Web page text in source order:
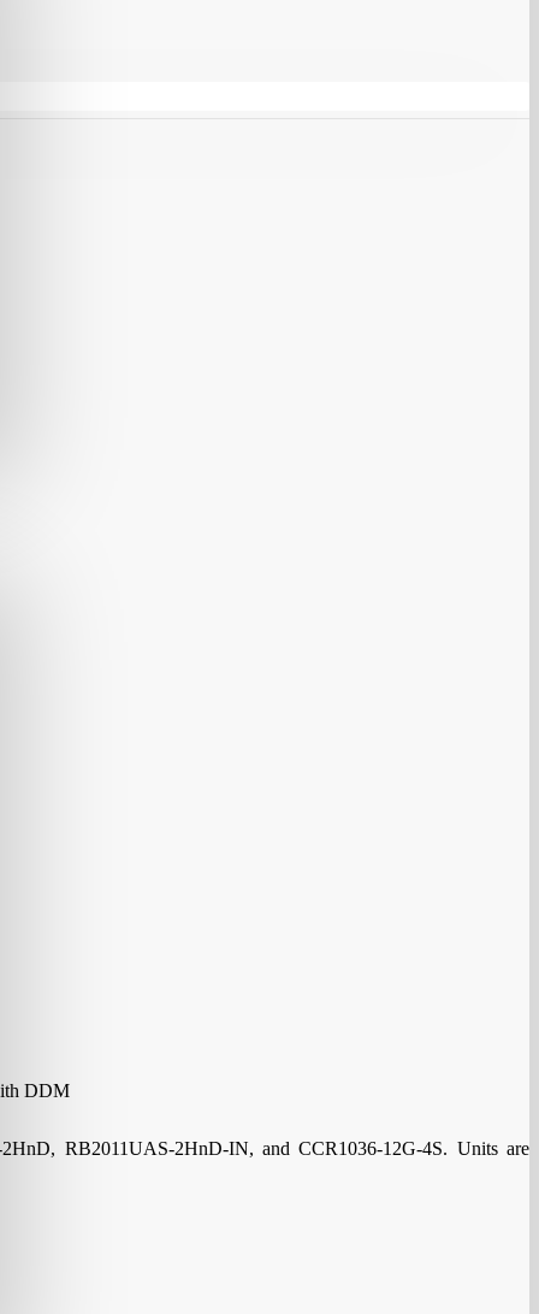
DDM
RB2011UAS-2HnD-IN, and CCR1036-12G-4S. Units are